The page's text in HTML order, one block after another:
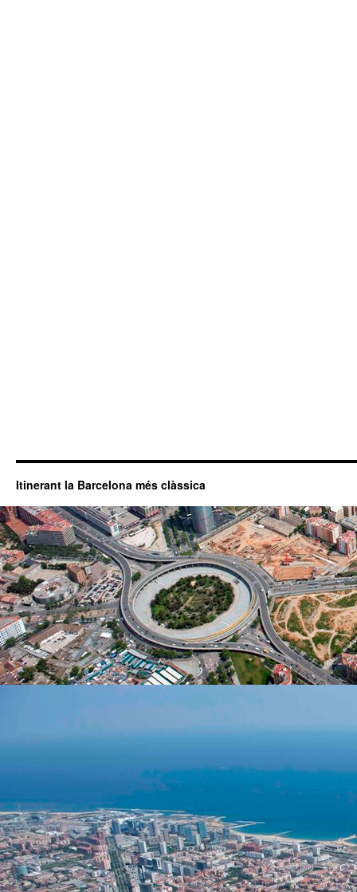
Itinerant la Barcelona més clàssica